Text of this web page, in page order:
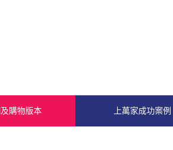
購物版本 上萬家成功案例